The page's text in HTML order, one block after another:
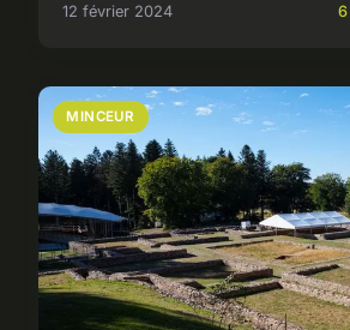
12 février 2024
MINCEUR